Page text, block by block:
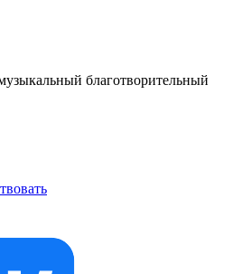
благотворительный